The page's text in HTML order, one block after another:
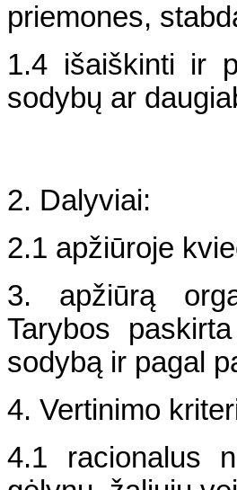
priemones,
1.4 išaiškinti ir
sodybų ar
2. Dalyviai:
2.1 apžiūroje
3. apžiūrą
Tarybos
sodybą ir pagal
4. Vertinimo
4.1 racionalus